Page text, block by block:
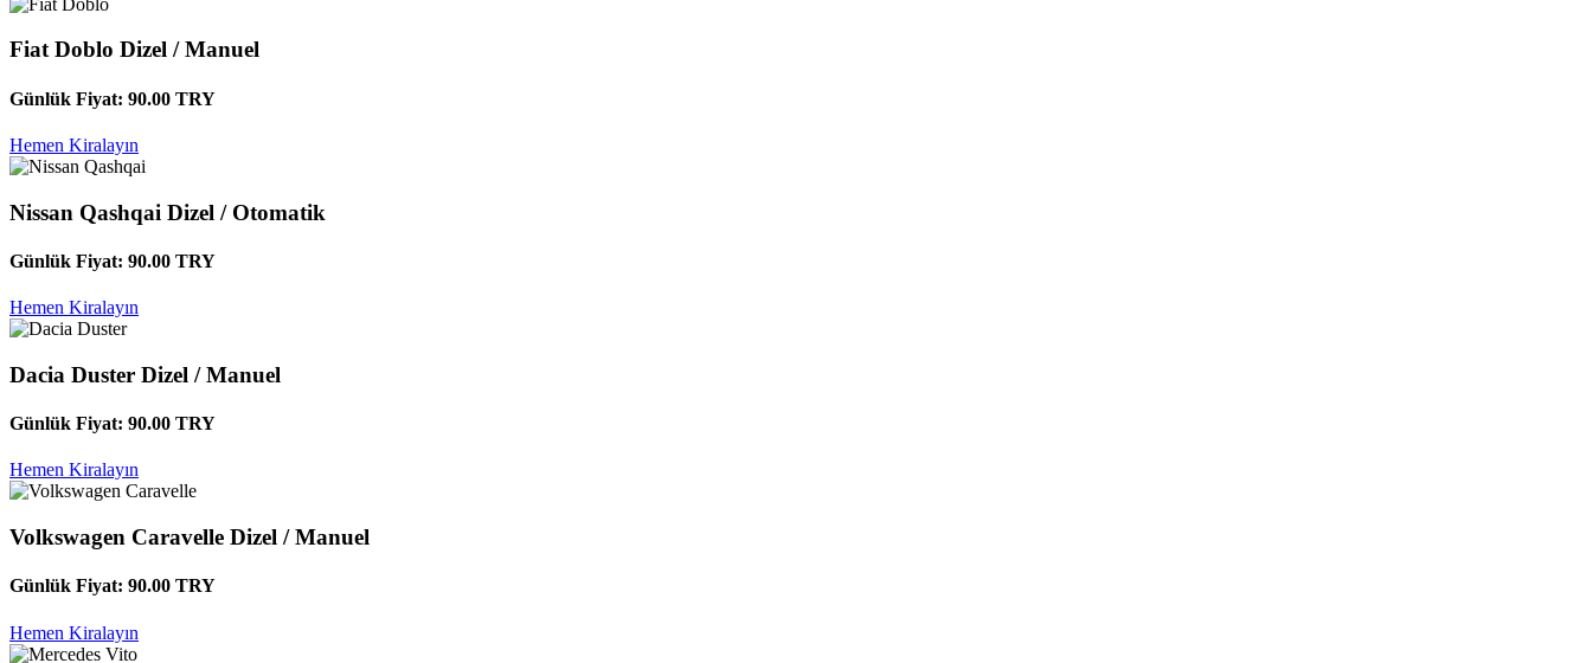
Fiat Doblo Dizel / Manuel
Günlük Fiyat: 90.00 TRY
Hemen Kiralayın
Nissan Qashqai Dizel / Otomatik
Günlük Fiyat: 90.00 TRY
Hemen Kiralayın
Dacia Duster Dizel / Manuel
Günlük Fiyat: 90.00 TRY
Hemen Kiralayın
Volkswagen Caravelle Dizel / Manuel
Günlük Fiyat: 90.00 TRY
Hemen Kiralayın